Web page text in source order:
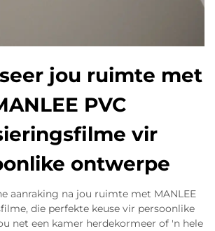
jou ruimte met
PVC
vir
ontwerpe
aanraking na jou ruimte met MANLEE
die perfekte keuse vir persoonlike
net een kamer herdekormeer of 'n hele